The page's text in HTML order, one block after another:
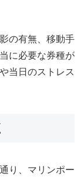
の有無、移動手
に必要な券種が
当日のストレス
り、マリンポー